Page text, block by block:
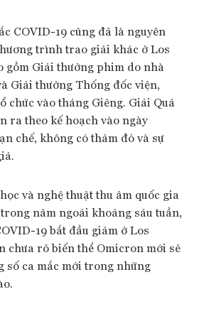
COVID-19 cũng đã là nguyên
trình trao giải khác ở Los
gồm Giải thưởng phim do nhà
Giải thưởng Thống đốc viện,
chức vào tháng Giêng. Giải Quả
ra theo kế hoạch vào ngày
chế, không có thảm đỏ và sự
và nghệ thuật thu âm quốc gia
năm ngoái khoảng sáu tuần,
19 bắt đầu giảm ở Los
chưa rõ biến thể Omicron mới sẽ
số ca mắc mới trong những